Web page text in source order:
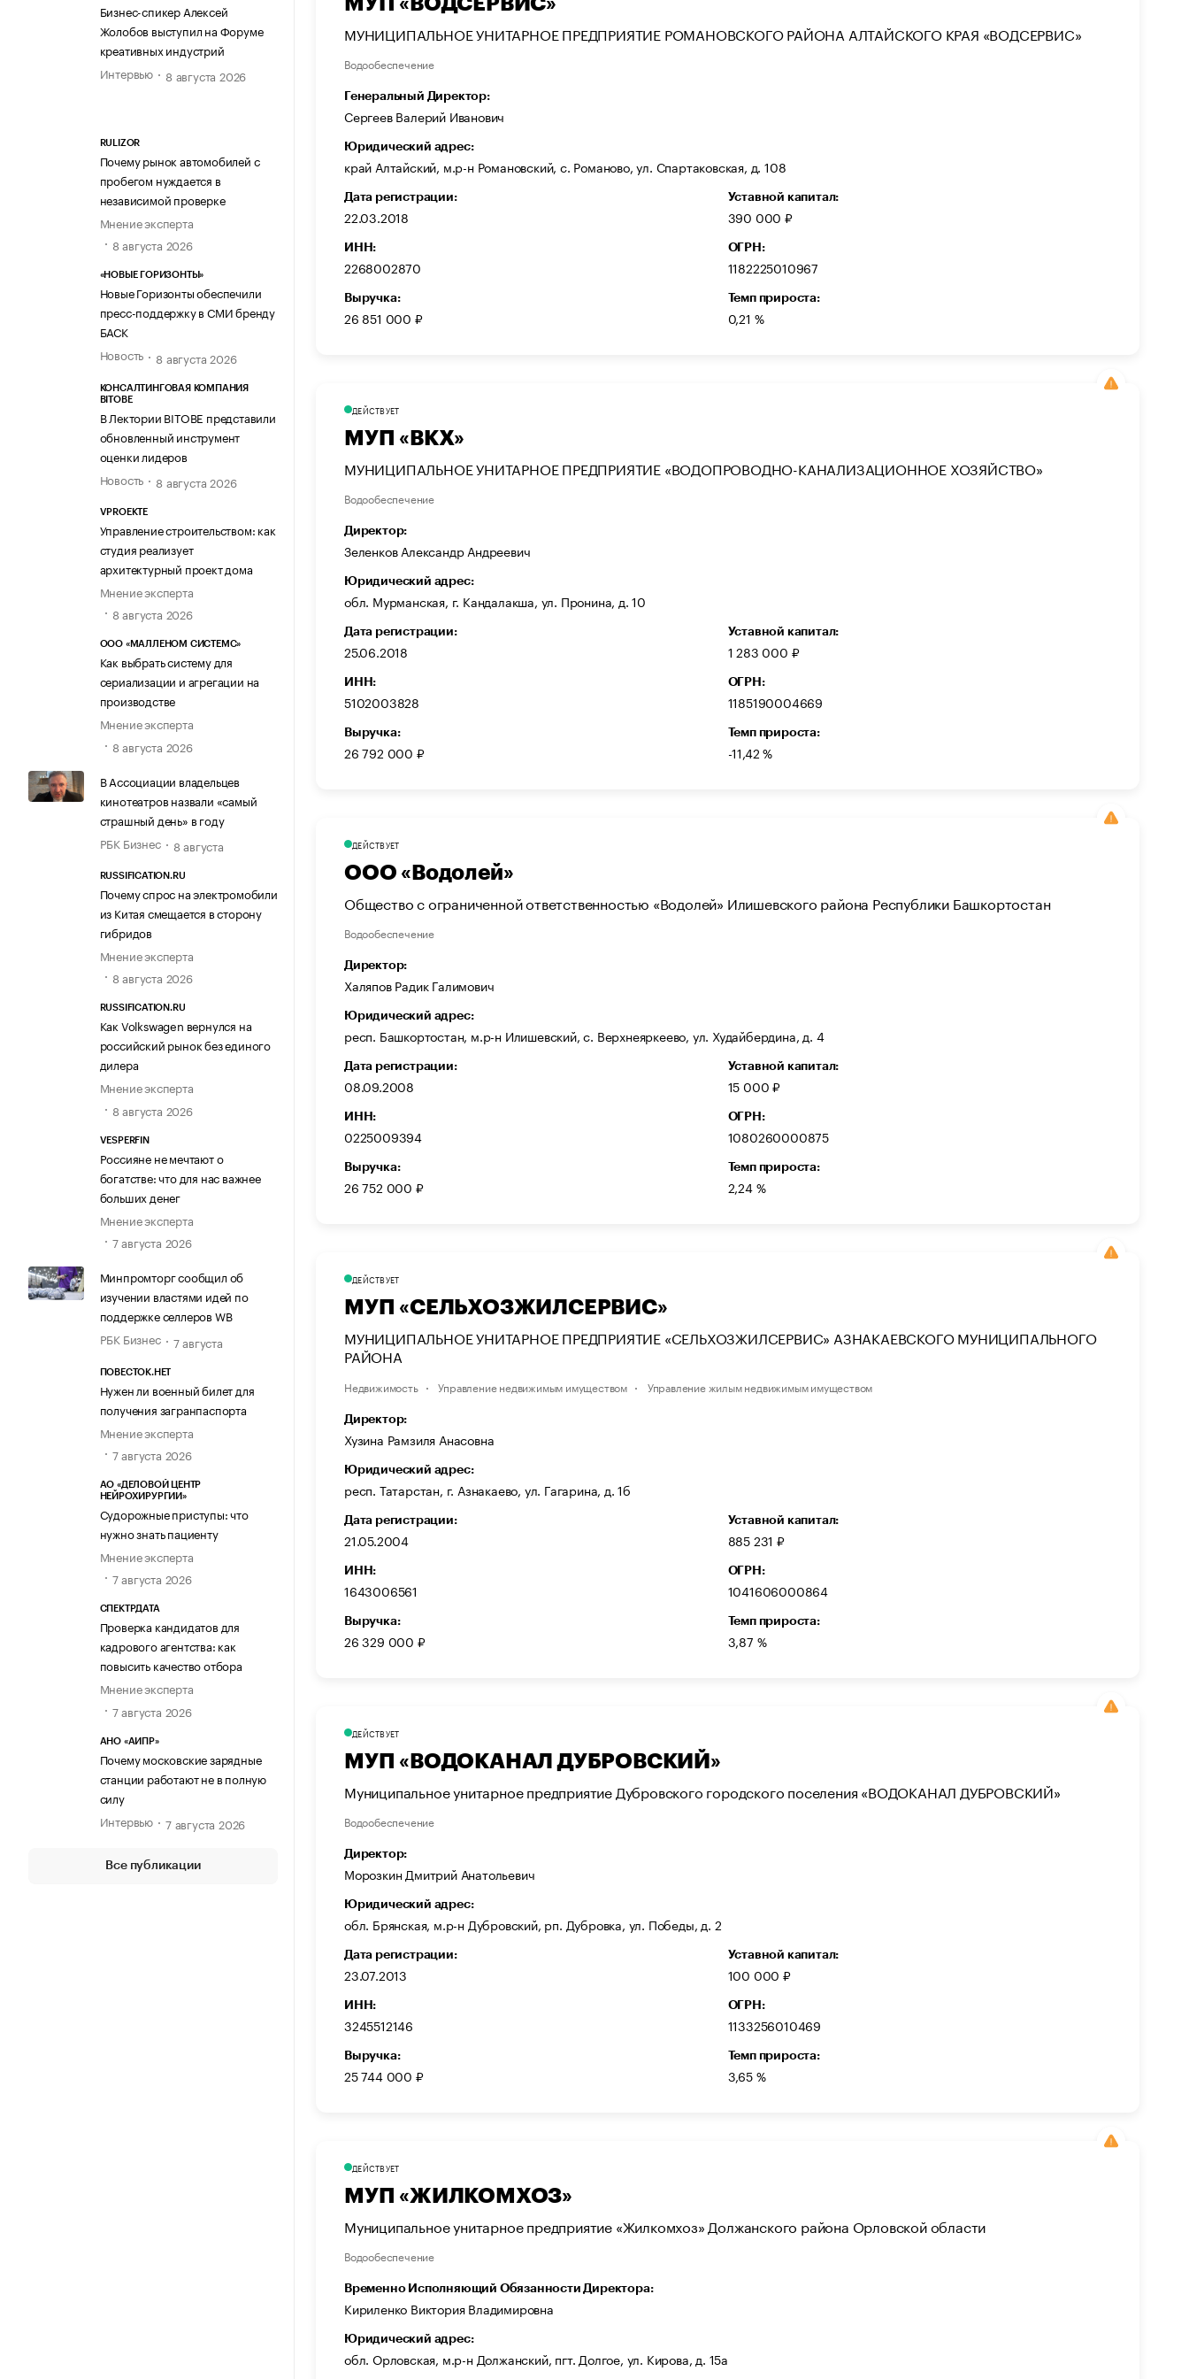
Бизнес-спикер Алексей
Жолобов выступил на Форуме
креативных индустрий
Интервью
8 августа 2026
RULIZOR
Почему рынок автомобилей с
пробегом нуждается в
независимой проверке
Мнение эксперта
8 августа 2026
«НОВЫЕ ГОРИЗОНТЫ»
Новые Горизонты обеспечили
пресс-поддержку в СМИ бренду
БАСК
Новость
8 августа 2026
КОНСАЛТИНГОВАЯ КОМПАНИЯ
BITOBE
В Лектории BITOBE представили
обновленный инструмент
оценки лидеров
Новость
8 августа 2026
VPROEKTE
Управление строительством: как
студия реализует
архитектурный проект дома
Мнение эксперта
8 августа 2026
ООО «МАЛЛЕНОМ СИСТЕМС»
Как выбрать систему для
сериализации и агрегации на
производстве
Мнение эксперта
8 августа 2026
В Ассоциации владельцев
кинотеатров назвали «самый
страшный день» в году
РБК Бизнес
8 августа
RUSSIFICATION.RU
Почему спрос на электромобили
из Китая смещается в сторону
гибридов
Мнение эксперта
8 августа 2026
RUSSIFICATION.RU
Как Volkswagen вернулся на
российский рынок без единого
дилера
Мнение эксперта
8 августа 2026
VESPERFIN
Россияне не мечтают о
богатстве: что для нас важнее
больших денег
Мнение эксперта
7 августа 2026
Минпромторг сообщил об
изучении властями идей по
поддержке селлеров WB
РБК Бизнес
7 августа
ПОВЕСТОК.НЕТ
Нужен ли военный билет для
получения загранпаспорта
Мнение эксперта
7 августа 2026
АО «ДЕЛОВОЙ ЦЕНТР
НЕЙРОХИРУРГИИ»
Судорожные приступы: что
нужно знать пациенту
Мнение эксперта
7 августа 2026
СПЕКТРДАТА
Проверка кандидатов для
кадрового агентства: как
повысить качество отбора
Мнение эксперта
7 августа 2026
АНО «АИПР»
Почему московские зарядные
станции работают не в полную
силу
Интервью
7 августа 2026
Все публикации
МУНИЦИПАЛЬНОЕ УНИТАРНОЕ ПРЕДПРИЯТИЕ РОМАНОВСКОГО РАЙОНА АЛТАЙСКОГО КРАЯ «ВОДСЕРВИС»
Водообеспечение
Генеральный Директор:
Сергеев Валерий Иванович
Юридический адрес:
край Алтайский, м.р-н Романовский, с. Романово, ул. Спартаковская, д. 108
Дата регистрации:
22.03.2018
Уставной капитал:
390 000 ₽
ИНН:
2268002870
ОГРН:
1182225010967
Выручка:
26 851 000 ₽
Темп прироста:
0,21 %
ДЕЙСТВУЕТ
МУП «ВКХ»
МУНИЦИПАЛЬНОЕ УНИТАРНОЕ ПРЕДПРИЯТИЕ «ВОДОПРОВОДНО-КАНАЛИЗАЦИОННОЕ ХОЗЯЙСТВО»
Водообеспечение
Директор:
Зеленков Александр Андреевич
Юридический адрес:
обл. Мурманская, г. Кандалакша, ул. Пронина, д. 10
Дата регистрации:
25.06.2018
Уставной капитал:
1 283 000 ₽
ИНН:
5102003828
ОГРН:
1185190004669
Выручка:
26 792 000 ₽
Темп прироста:
-11,42 %
ДЕЙСТВУЕТ
ООО «Водолей»
Общество с ограниченной ответственностью «Водолей» Илишевского района Республики Башкортостан
Водообеспечение
Директор:
Халяпов Радик Галимович
Юридический адрес:
респ. Башкортостан, м.р-н Илишевский, с. Верхнеяркеево, ул. Худайбердина, д. 4
Дата регистрации:
08.09.2008
Уставной капитал:
15 000 ₽
ИНН:
0225009394
ОГРН:
1080260000875
Выручка:
26 752 000 ₽
Темп прироста:
2,24 %
ДЕЙСТВУЕТ
МУП «СЕЛЬХОЗЖИЛСЕРВИС»
МУНИЦИПАЛЬНОЕ УНИТАРНОЕ ПРЕДПРИЯТИЕ «СЕЛЬХОЗЖИЛСЕРВИС» АЗНАКАЕВСКОГО МУНИЦИПАЛЬНОГО
РАЙОНА
Недвижимость Управление недвижимым имуществом Управление жилым недвижимым имуществом
Директор:
Хузина Рамзиля Анасовна
Юридический адрес:
респ. Татарстан, г. Азнакаево, ул. Гагарина, д. 1б
Дата регистрации:
21.05.2004
Уставной капитал:
885 231 ₽
ИНН:
1643006561
ОГРН:
1041606000864
Выручка:
26 329 000 ₽
Темп прироста:
3,87 %
ДЕЙСТВУЕТ
МУП «ВОДОКАНАЛ ДУБРОВСКИЙ»
Муниципальное унитарное предприятие Дубровского городского поселения «ВОДОКАНАЛ ДУБРОВСКИЙ»
Водообеспечение
Директор:
Морозкин Дмитрий Анатольевич
Юридический адрес:
обл. Брянская, м.р-н Дубровский, рп. Дубровка, ул. Победы, д. 2
Дата регистрации:
23.07.2013
Уставной капитал:
100 000 ₽
ИНН:
3245512146
ОГРН:
1133256010469
Выручка:
25 744 000 ₽
Темп прироста:
3,65 %
ДЕЙСТВУЕТ
МУП «ЖИЛКОМХОЗ»
Муниципальное унитарное предприятие «Жилкомхоз» Должанского района Орловской области
Водообеспечение
Временно Исполняющий Обязанности Директора:
Кириленко Виктория Владимировна
Юридический адрес:
обл. Орловская, м.р-н Должанский, пгт. Долгое, ул. Кирова, д. 15а